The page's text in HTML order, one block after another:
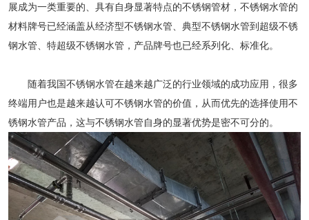
展成为一类重要的、具有自身显著特点的不锈钢管材，不锈钢水管的
材料牌号已经涵盖从经济型不锈钢水管、典型不锈钢水管到超级不锈
钢水管、特超级不锈钢水管，产品牌号也已经系列化、标准化。
随着我国不锈钢水管在越来越广泛的行业领域的成功应用，很多
终端用户也是越来越认可不锈钢水管的价值，从而优先的选择使用不
锈钢水管产品，这与不锈钢水管自身的显著优势是密不可分的。